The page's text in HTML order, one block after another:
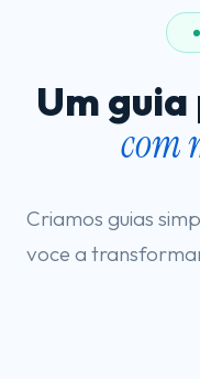
Um
com
Criamos guias
voce a